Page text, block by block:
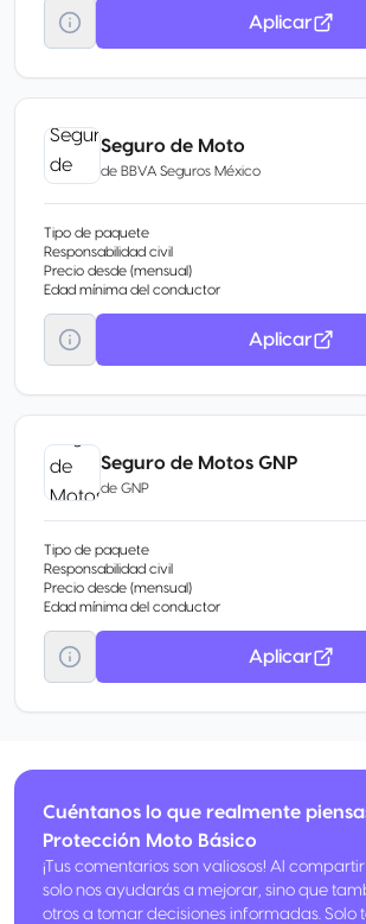
Aplicar
Seguro de Moto
de BBVA Seguros México
Tipo de paquete
Responsabilidad civil
Precio desde (mensual)
Edad mínima del conductor
Aplicar
Seguro de Motos GNP
de GNP
Tipo de paquete
Responsabilidad civil
Precio desde (mensual)
Edad mínima del conductor
Aplicar
Cuéntanos lo que realmente
Protección Moto Básico
¡Tus comentarios son valiosos! Al
solo nos ayudarás a mejorar, sino que
otros a tomar decisiones informadas. Solo